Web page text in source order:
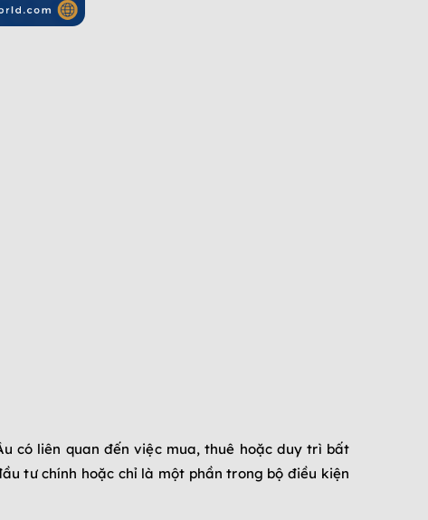
có liên quan đến việc mua, thuê hoặc duy trì bất
tư chính hoặc chỉ là một phần trong bộ điều kiện